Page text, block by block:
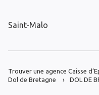
Saint-Malo
Trouver une agence Caisse
Dol de Bretagne
DOL DE